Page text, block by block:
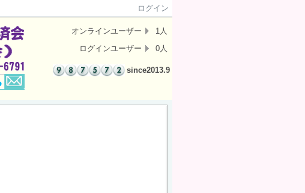
ログイン
オンラインユーザー
1人
ログインユーザー
0人
since2013.9